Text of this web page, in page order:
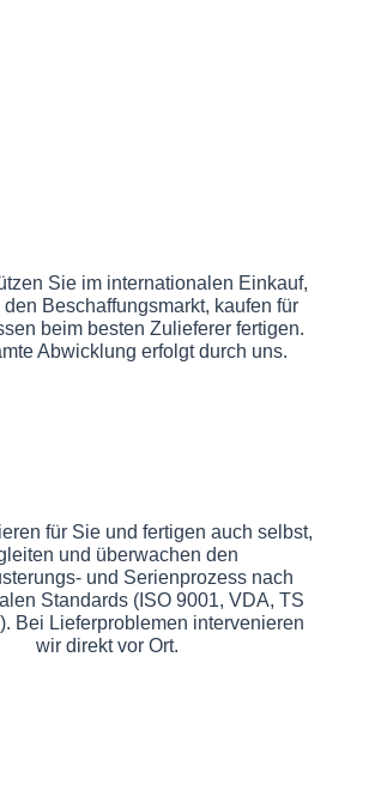
Sie im internationalen Einkauf,
Beschaffungsmarkt, kaufen für
beim besten Zulieferer fertigen.
Abwicklung erfolgt durch uns.
für Sie und fertigen auch selbst,
und überwachen den
und Serienprozess nach
Standards (ISO 9001, VDA, TS
Bei Lieferproblemen intervenieren
wir direkt vor Ort.